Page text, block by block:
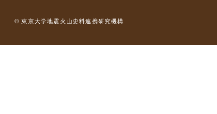
© 東京大学地震火山史料連携研究機構